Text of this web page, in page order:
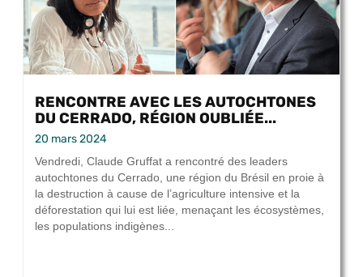
RENCONTRE AVEC LES AUTOCHTONES
DU CERRADO, RÉGION OUBLIÉE...
20 mars 2024
Vendredi, Claude Gruffat a rencontré des leaders
autochtones du Cerrado, une région du Brésil en proie à
la destruction à cause de l’agriculture intensive et la
déforestation qui lui est liée, menaçant les écosystèmes,
les populations indigènes...